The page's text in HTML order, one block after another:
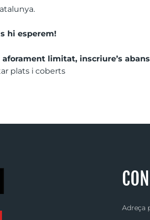
hi esperem!
limitat, inscriure’s abans
plats i coberts
Adreça